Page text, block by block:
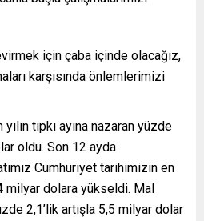
için çaba içinde olacağız,
karşısında önlemlerimizi
tıpkı ayına nazaran yüzde
oldu. Son 12 ayda
Cumhuriyet tarihimizin en
milyar dolara yükseldi. Mal
2,1’lik artışla 5,5 milyar dolar